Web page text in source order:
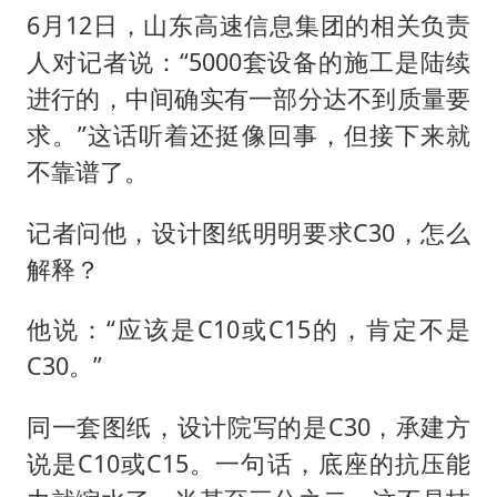
6月12日，山东高速信息集团的相关负责
人对记者说：“5000套设备的施工是陆续
进行的，中间确实有一部分达不到质量要
求。”这话听着还挺像回事，但接下来就
不靠谱了。
记者问他，设计图纸明明要求C30，怎么
解释？
他说：“应该是C10或C15的，肯定不是
C30。”
同一套图纸，设计院写的是C30，承建方
说是C10或C15。一句话，底座的抗压能